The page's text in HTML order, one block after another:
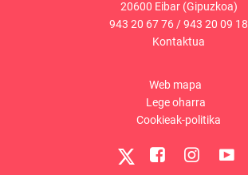
20600 Eibar (Gipuzkoa)
943 20 67 76/943 20 09 18
Kontaktua
Web mapa
Lege oharra
Cookieak-politika